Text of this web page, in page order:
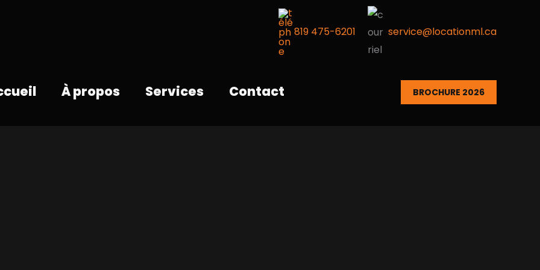
819 475-6201 service@locationml.ca
À propos Services Contact BROCHURE 2026